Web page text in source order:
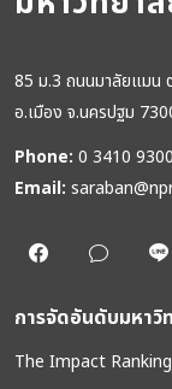
85 ม.3 ถนนมาลัยแมน
อ.เมือง จ.นครปฐม
Phone: 0 3410 9300
Email:
การจัดอันดับมหาวิ
The Impact